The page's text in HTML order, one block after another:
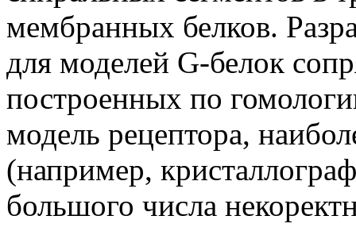
мембранных белков.
для моделей G-белок
построенных по
модель рецептора,
(например,
большого числа